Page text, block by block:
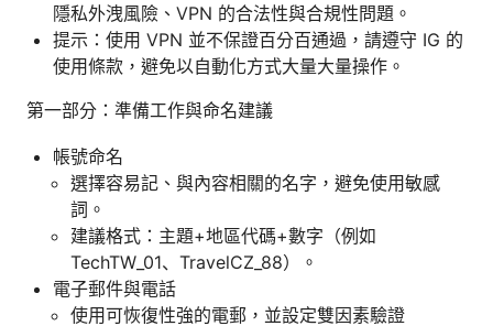
隱私外洩風險、VPN 的合法性與合規性問題。
提示：使用 VPN 並不保證百分百通過，請遵守 IG 的
使用條款，避免以自動化方式大量大量操作。
第一部分：準備工作與命名建議
帳號命名
選擇容易記、與內容相關的名字，避免使用敏感
詞。
建議格式：主題+地區代碼+數字（例如
TechTW_01、TravelCZ_88）。
電子郵件與電話
使用可恢復性強的電郵，並設定雙因素驗證